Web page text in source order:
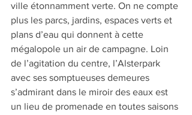
ville étonnamment verte. On ne compte
plus les parcs, jardins, espaces verts et
plans d’eau qui donnent à cette
mégalopole un air de campagne. Loin
de l’agitation du centre, l’Alsterpark
avec ses somptueuses demeures
s’admirant dans le miroir des eaux est
un lieu de promenade en toutes saisons